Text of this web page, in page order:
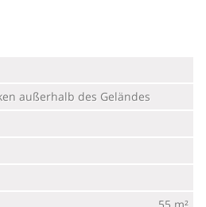
außerhalb des Geländes